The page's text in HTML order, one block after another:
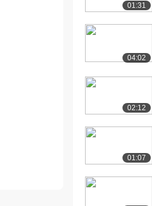
01:31
04:02
02:12
01:07